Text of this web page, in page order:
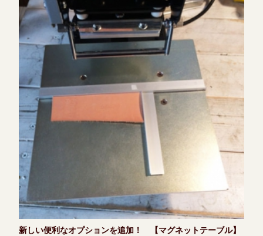
新しい便利なオプションを追加！ 【マグネットテーブル】